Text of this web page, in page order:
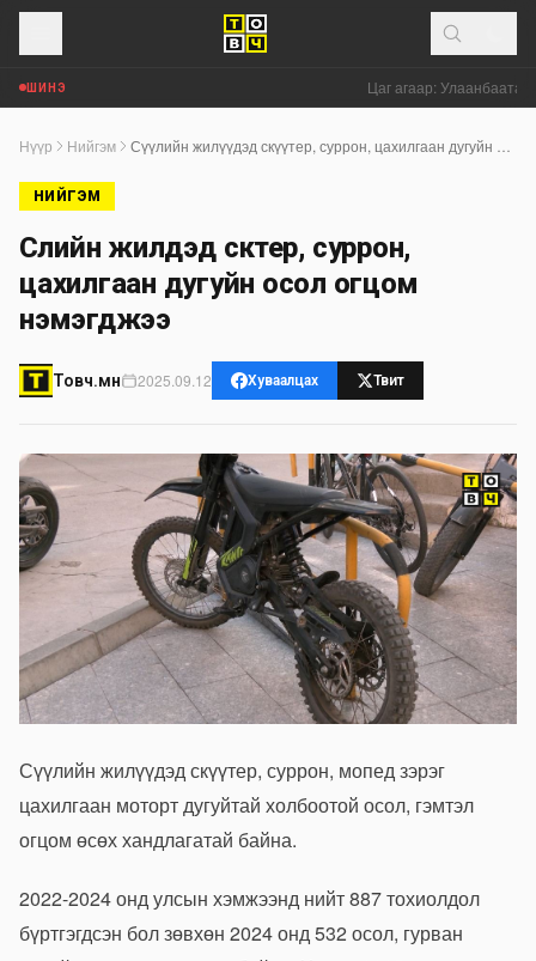
ШИНЭ Цаг агаар: Улаанбаатар
Нүүр Нийгэм
НИЙГЭМ
Сүүлийн жилүүдэд скүүтер, суррон,
цахилгаан дугуйн осол огцом
нэмэгджээ
Товч.мн 2025.09.12 Хуваалцах Твит
Сүүлийн жилүүдэд скүүтер, суррон, мопед зэрэг
цахилгаан моторт дугуйтай холбоотой осол, гэмтэл
огцом өсөх хандлагатай байна.
2022-2024 онд улсын хэмжээнд нийт 887 тохиолдол
бүртгэгдсэн бол зөвхөн 2024 онд 532 осол, гурван